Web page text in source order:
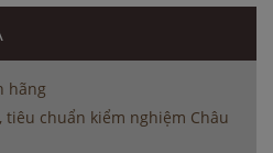
hãng
tiêu chuẩn kiểm nghiệm Châu